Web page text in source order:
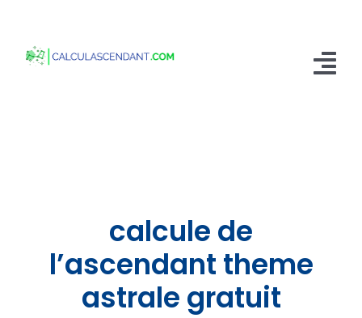
contenu
Contactez-nous
calcule de
l’ascendant theme
astrale gratuit